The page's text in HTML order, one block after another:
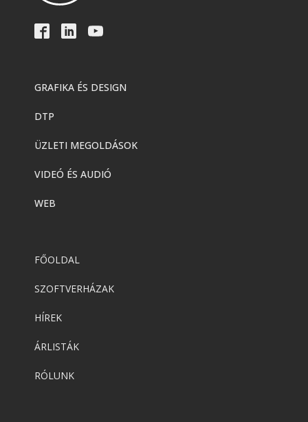
GRAFIKA ÉS DESIGN
DTP
ÜZLETI MEGOLDÁSOK
VIDEÓ ÉS AUDIÓ
WEB
FŐOLDAL
SZOFTVERHÁZAK
HÍREK
ÁRLISTÁK
RÓLUNK